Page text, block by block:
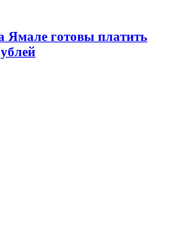
Ямале готовы платить